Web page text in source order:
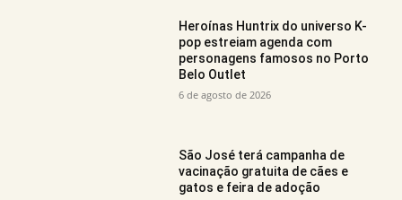
Heroínas Huntrix do universo K-
pop estreiam agenda com
personagens famosos no Porto
Belo Outlet
6 de agosto de 2026
São José terá campanha de
vacinação gratuita de cães e
gatos e feira de adoção